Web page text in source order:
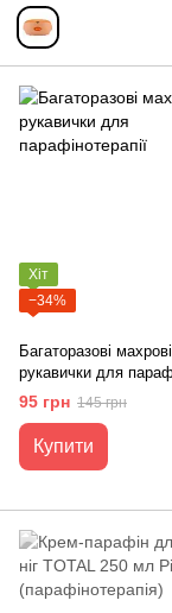
Хіт
−34%
Багаторазові махрові
рукавички для
95 грн 145 грн
Купити